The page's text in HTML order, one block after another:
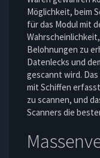
Möglichkeit, beim
für das Modul mit
Belohnungen zu
Datenlecks und
gescannt wird.
mit Schiffen
zu scannen, und
Scanners die